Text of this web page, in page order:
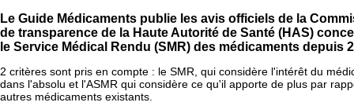
Le Guide Médicaments publie les avis officiels de la
de transparence de la Haute Autorité de Santé (HAS)
le Service Médical Rendu (SMR) des médicaments depuis
2 critères sont pris en compte : le SMR, qui considère l'intérêt du
dans l'absolu et l'ASMR qui considère ce qu'il apporte de plus par
autres médicaments existants.